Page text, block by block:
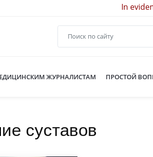
In
ЖУРНАЛИСТАМ ПРОСТОЙ
суставов